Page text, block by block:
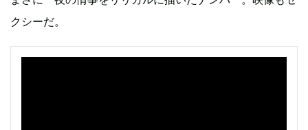
クシーだ。